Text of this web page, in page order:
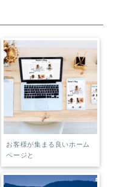
お客様が集まる良いホーム
ページと